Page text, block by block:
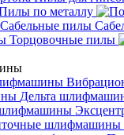
по металлу
Торцовочные пилы
Дельта